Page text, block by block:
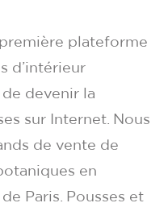
plateforme
d’intérieur
devenir la
sur Internet. Nous
de vente de
en
Paris. Pousses et